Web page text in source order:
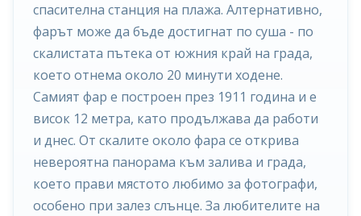
спасителна станция на плажа. Алтернативно,
фарът може да бъде достигнат по суша - по
скалистата пътека от южния край на града,
което отнема около 20 минути ходене.
Самият фар е построен през 1911 година и е
висок 12 метра, като продължава да работи
и днес. От скалите около фара се открива
невероятна панорама към залива и града,
което прави мястото любимо за фотографи,
особено при залез слънце. За любителите на